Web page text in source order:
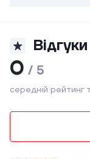
Відгуки
0 / 5
середній рейтинг